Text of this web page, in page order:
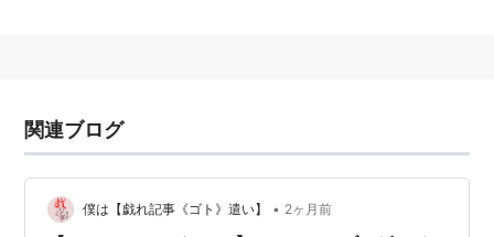
概要
2006年、サービス開始（創業者：クン・ガオ）
2008年9月、日本法人設立（代表取締役：ビンセン
関連ブログ
僕は【戯れ記事《ゴト》遣い】 • 2ヶ月前